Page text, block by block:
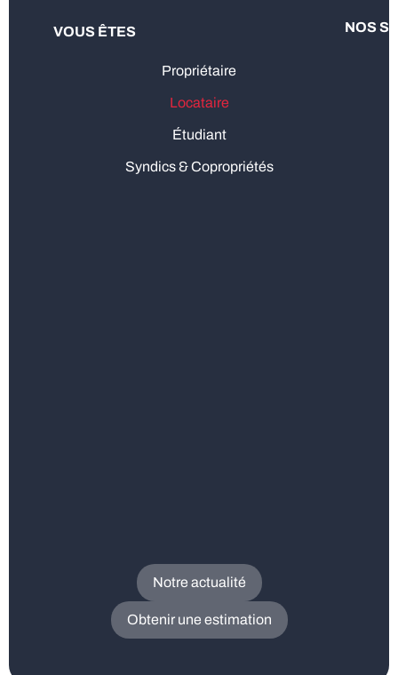
VOUS ÊTES
Propriétaire
Locataire
Étudiant
Syndics & Copropriétés
NOS
Notre actualité
Obtenir une estimation